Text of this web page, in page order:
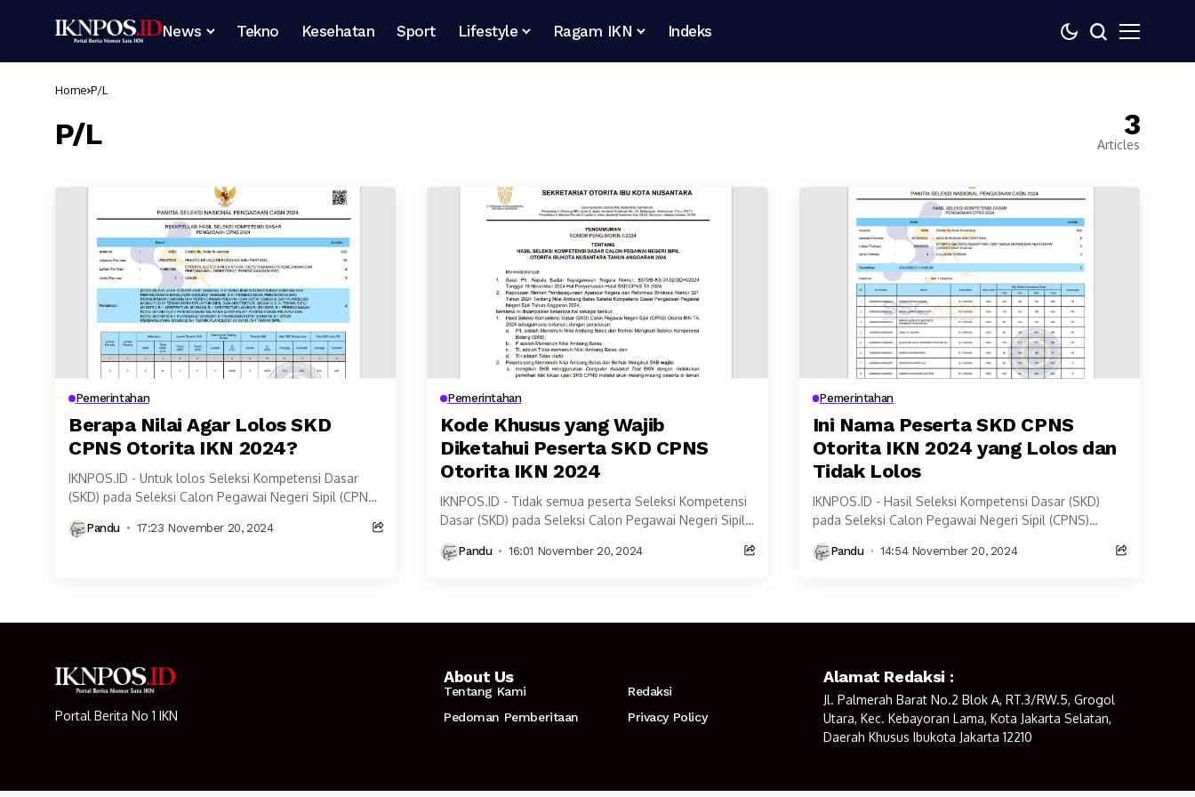
News Tekno Kesehatan Sport Lifestyle Ragam IKN Indeks
Home P/L
P/L 3
Articles
Pemerintahan
Berapa Nilai Agar Lolos SKD
CPNS Otorita IKN 2024?
IKNPOS.ID - Untuk lolos Seleksi Kompetensi Dasar
(SKD) pada Seleksi Calon Pegawai Negeri Sipil (CPNS)
Pandu 17:23 November 20, 2024
Pemerintahan
Kode Khusus yang Wajib
Diketahui Peserta SKD CPNS
Otorita IKN 2024
IKNPOS.ID - Tidak semua peserta Seleksi Kompetensi
Dasar (SKD) pada Seleksi Calon Pegawai Negeri Sipil
Ada...Pandu 16:01 November 20, 2024
Pemerintahan
Ini Nama Peserta SKD CPNS
Otorita IKN 2024 yang Lolos dan
Tidak Lolos
IKNPOS.ID - Hasil Seleksi Kompetensi Dasar (SKD)
pada Seleksi Calon Pegawai Negeri Sipil (CPNS)
berdasarkan pengumuman...
Pandu 14:54 November 20, 2024
Portal Berita No 1 IKN
About Us
Tentang Kami
Redaksi
Pedoman Pemberitaan
Privacy Policy
Alamat Redaksi :
Jl. Palmerah Barat No.2 Blok A, RT.3/RW.5, Grogol
Utara, Kec. Kebayoran Lama, Kota Jakarta Selatan,
Daerah Khusus Ibukota Jakarta 12210